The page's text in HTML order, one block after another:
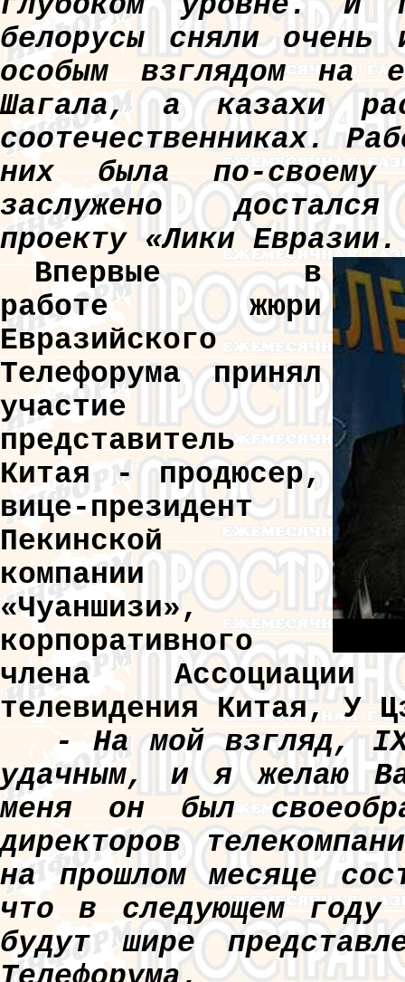
белорусы сняли очень
особым взглядом на
Шагала, а казахи
соотечественниках.
них была по-своему
заслужено достался
проекту «Лики
Впервые в
работе жюри
Евразийского
Телефорума принял
участие
представитель
Китая - продюсер,
вице-президент
Пекинской
компании
«Чуаншизи»,
корпоративного
члена Ассоциации
телевидения Китая, У
- На мой взгляд, IX
удачным, и я желаю
меня он был
директоров
на прошлом месяце
что в следующем
будут шире